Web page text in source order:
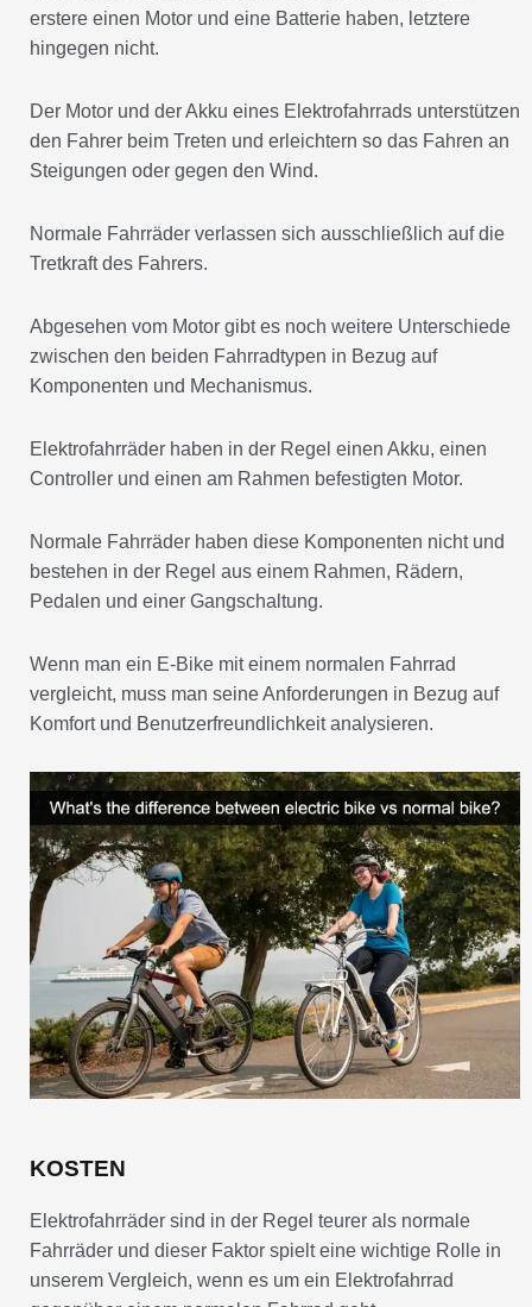
erstere einen Motor und eine Batterie haben, letztere
hingegen nicht.
Der Motor und der Akku eines Elektrofahrrads unterstützen
den Fahrer beim Treten und erleichtern so das Fahren an
Steigungen oder gegen den Wind.
Normale Fahrräder verlassen sich ausschließlich auf die
Tretkraft des Fahrers.
Abgesehen vom Motor gibt es noch weitere Unterschiede
zwischen den beiden Fahrradtypen in Bezug auf
Komponenten und Mechanismus.
Elektrofahrräder haben in der Regel einen Akku, einen
Controller und einen am Rahmen befestigten Motor.
Normale Fahrräder haben diese Komponenten nicht und
bestehen in der Regel aus einem Rahmen, Rädern,
Pedalen und einer Gangschaltung.
Wenn man ein E-Bike mit einem normalen Fahrrad
vergleicht, muss man seine Anforderungen in Bezug auf
Komfort und Benutzerfreundlichkeit analysieren.
KOSTEN
Elektrofahrräder sind in der Regel teurer als normale
Fahrräder und dieser Faktor spielt eine wichtige Rolle in
unserem Vergleich, wenn es um ein Elektrofahrrad